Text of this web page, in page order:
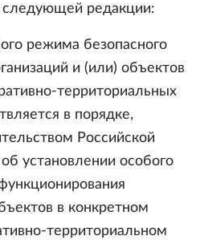
следующей редакции:
режима безопасного
и (или) объектов
территориальных
в порядке,
Российской
установлении особого
в конкретном
территориальном